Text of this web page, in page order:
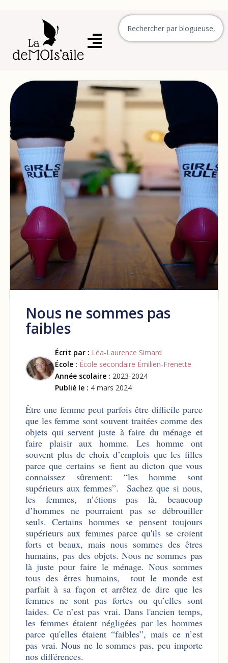
Nous ne sommes pas
faibles
Écrit par : Léa-Laurence Simard
École : École secondaire Émilien-Frenette
Année scolaire : 2023-2024
Publié le : 4 mars 2024
Être une femme peut parfois être difficile parce
que les femme sont souvent traitées comme des
objets qui servent juste à faire du ménage et
faire plaisir aux homme. Les homme ont
souvent plus de choix d’emplois que les filles
parce que certains se fient au dicton que vous
connaissez sûrement: “les homme sont
supérieurs aux femmes”. Sachez que si nous,
les femmes, n’étions pas là, beaucoup
d’hommes ne pourraient pas se débrouiller
seuls. Certains hommes se pensent toujours
supérieurs aux femmes parce qu'ils se croient
forts et beaux, mais nous sommes des êtres
humains, pas des objets. Nous ne sommes pas
là juste pour faire le ménage. Nous sommes
tous des êtres humains, tout le monde est
parfait à sa façon et arrêtez de dire que les
femmes ne sont pas fortes ou qu’elles sont
laides. Ce n’est pas vrai. Dans l'ancien temps,
les femmes étaient négligées par les hommes
parce qu'elles étaient “faibles”, mais ce n’est
pas vrai. Nous ne le sommes pas, peu importe
nos différences.